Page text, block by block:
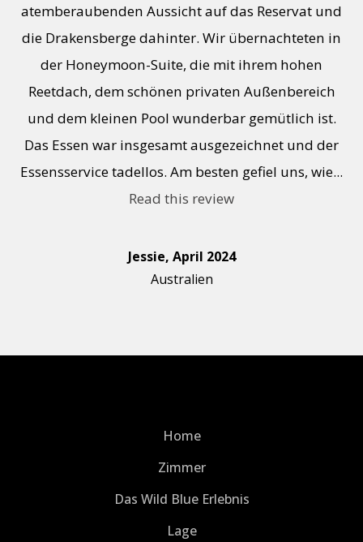
atemberaubenden Aussicht auf das Reservat und
die Drakensberge dahinter. Wir übernachteten in
der Honeymoon-Suite, die mit ihrem hohen
Reetdach, dem schönen privaten Außenbereich
und dem kleinen Pool wunderbar gemütlich ist.
Das Essen war insgesamt ausgezeichnet und der
Essensservice tadellos. Am besten gefiel uns, wie...
Read this review
Jessie, April 2024
Australien
Home
Zimmer
Das Wild Blue Erlebnis
Lage